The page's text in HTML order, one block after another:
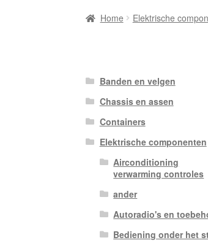
Over ons Privacybeleid
Home Elektrische
Banden en velgen
Chassis en assen
Containers
Elektrische componenten
Airconditioning
verwarming controles
ander
Autoradio's en
Bediening onder het